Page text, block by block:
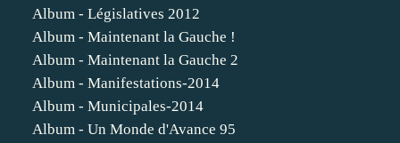
Album - Législatives 2012
Album - Maintenant la Gauche !
Album - Maintenant la Gauche 2
Album - Manifestations-2014
Album - Municipales-2014
Album - Un Monde d'Avance 95